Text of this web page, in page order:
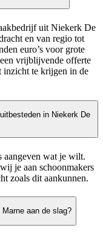
uit Niekerk De
en van regio tot
euro’s voor grote
vrijblijvende offerte
inzicht te krijgen in de
in Niekerk De
aangeven wat je wilt.
je aan schoonmakers
zoals dit aankunnen.
aan de slag?